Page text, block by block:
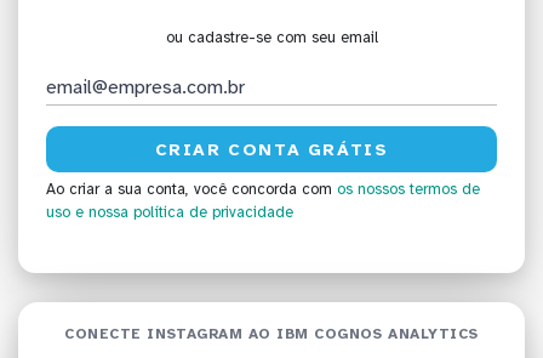
ou cadastre-se com seu email
Ao criar a sua conta, você concorda com os nossos termos de
uso e nossa política de privacidade
CONECTE INSTAGRAM AO IBM COGNOS ANALYTICS